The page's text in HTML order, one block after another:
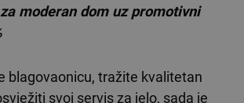
moderan dom uz promotivni
blagovaonicu, tražite kvalitetan
svoj servis za jelo, sada je